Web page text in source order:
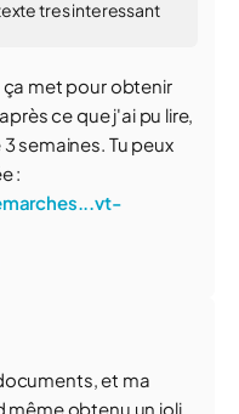
tres interessant
ça met pour obtenir
ce que j'ai pu lire,
semaines. Tu peux
:
et ma
même obtenu un joli